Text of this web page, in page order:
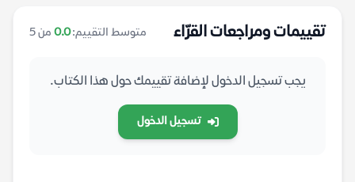
تقييمات ومراجعات القرّاء متوسط التقييم:0.0 من 5
يجب تسجيل الدخول لإضافة تقييمك حول هذا الكتاب.
تسجيل الدخول